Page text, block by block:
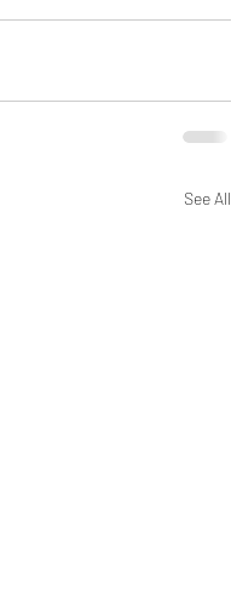
See All